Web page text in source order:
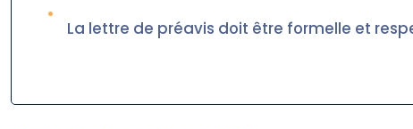
•
La lettre de préavis doit être formelle et